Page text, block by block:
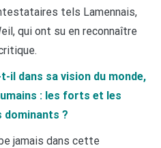
tels Lamennais,
qui ont su en reconnaître
il dans sa vision du monde,
: les forts et les
dominants ?
jamais dans cette